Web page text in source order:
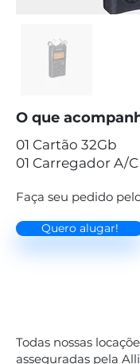
O que
01 Cartão 32Gb
01 Carregador A/C
Faça seu pedido
Quero alugar!
Todas nossas
asseguradas pela